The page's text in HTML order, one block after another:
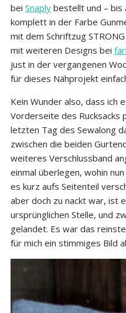
bei Snaply bestellt und – bis
komplett in der Farbe
mit dem Schriftzug
mit weiteren Designs bei
just in der vergangenen
für dieses Nähprojekt
Kein Wunder also, dass ich
Vorderseite des Rucksacks
letzten Tag des Sewalong
zwischen die beiden
weiteres Verschlussband
einmal überlegen, wohin
es kurz aufs Seitenteil
aber doch zu nackt war, ist
ursprünglichen Stelle, und
gelandet. Es war das
für mich ein stimmiges Bild